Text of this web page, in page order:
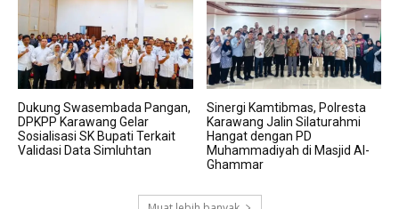
Dukung Swasembada Pangan,
DPKPP Karawang Gelar
Sosialisasi SK Bupati Terkait
Validasi Data Simluhtan
Sinergi Kamtibmas, Polresta
Karawang Jalin Silaturahmi
Hangat dengan PD
Muhammadiyah di Masjid Al-
Ghammar